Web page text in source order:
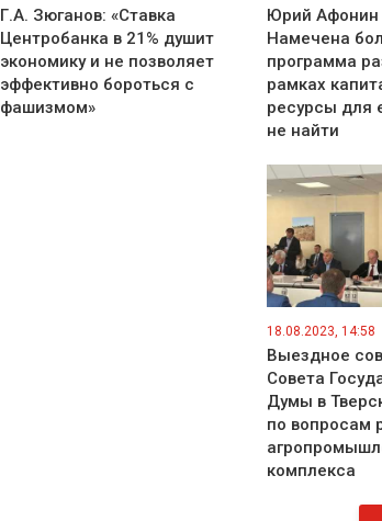
Г.А. Зюганов: «Ставка
Центробанка в 21% душит
экономику и не позволяет
эффективно бороться с
фашизмом»
Юрий
Намечена
программа
рамках
ресурсы для
не найти
18.08.2023, 14:58
Выездное
Совета
Думы в
по вопросам
комплекса